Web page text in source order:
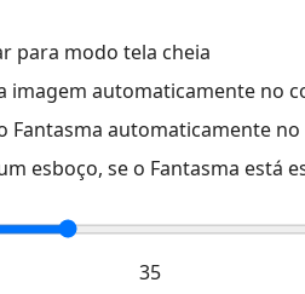
para modo tela cheia
imagem automaticamente no
Fantasma automaticamente no
esboço, se o Fantasma está